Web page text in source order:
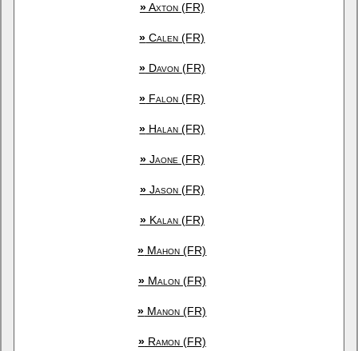
»Axton (FR)
» Calen (FR)
»Davon (FR)
» Falon (FR)
» Halan (FR)
»Jaone (FR)
»Jason (FR)
»Kalan (FR)
» Mahon (FR)
»Malon (FR)
» Manon (FR)
»Ramon (FR)